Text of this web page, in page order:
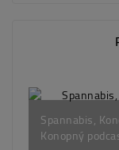
Jak regulovat syntetické kanabinoidy? | Tomáš
Zábrenszki | Konopný podcast #91
Spannabis,
Konopný